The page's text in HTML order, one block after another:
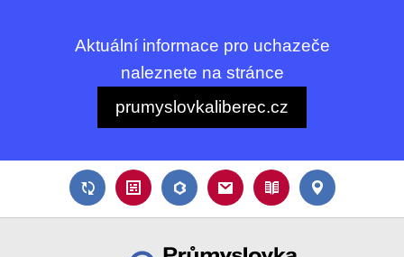
Aktuální informace pro uchazeče
naleznete na stránce
prumyslovkaliberec.cz